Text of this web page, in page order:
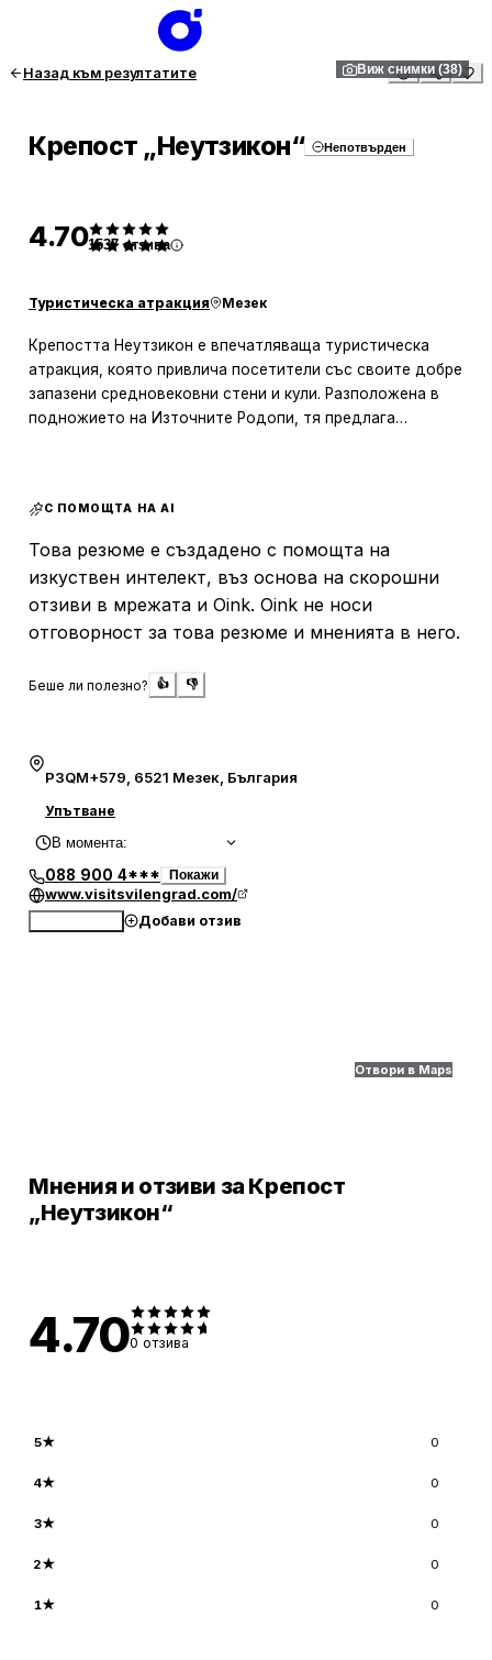
Назад към резултатите Виж снимки (38)
Крепост „Неутзикон“ Непотвърден
4.701537 отзива
Туристическа атракция Мезек
Крепостта Неутзикон е впечатляваща туристическа
атракция, която привлича посетители със своите добре
запазени средновековни стени и кули. Разположена в
подножието на Източните Родопи, тя предлага
на интересни средновековни атракции, които са
предлагат увлекателни беседи, които допринасят за
пълноценното изживяване на историята.
Крепостта е лесно достъпна и разполага с паркинг,
пътя при повече посетители. Билетите са на
предоставя допълнителна отстъпка. Мястото е добре
поддържано, с окосени тревни площи и удобства за
пикник. Въпреки че някои части от крепостта са леко
правят посещението незабравимо.
С ПОМОЩТА НА AI
Това резюме е създадено с помощта на
изкуствен интелект, въз основа на скорошни
отзиви в мрежата и Oink. Oink не носи
отговорност за това резюме и мненията в него.
Беше ли полезно? 👍 👎
P3QM+579, 6521 Мезек, България
Упътване
В момента:
088 900 4*** Покажи
www.visitsvilengrad.com/
Добави отзив
Отвори в Maps
Мнения и отзиви за Крепост
„Неутзикон“
4.700 отзива
5★ 0
4★ 0
3★ 0
2★ 0
1★ 0